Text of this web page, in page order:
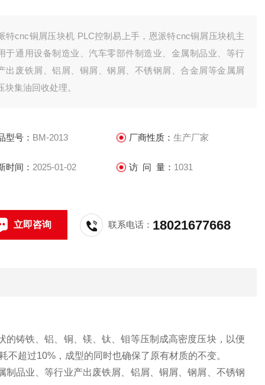
特cnc铜屑压块机 PLC控制易上手，恩派特cnc铜屑压块机主
于通用设备制造业、汽车零部件制造业、金属制品业、等行
出废铁屑、铝屑、铜屑、钢屑、不锈钢屑、合金屑等金属屑
块集油回收处理。
型号： BM-2013 厂商性质： 生产厂家
时间： 2025-01-02 访 问 量： 1031
立即咨询 联系电话： 18021677668
铸铁、铝、铜、镁、钛、钼等压制成高密度压块，以便
超过10%，成型的同时也确保了原有材质的不变。
品业、等行业产出废铁屑、铝屑、铜屑、钢屑、不锈钢